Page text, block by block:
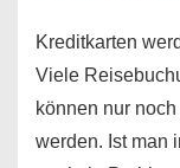
Kreditkarten
Viele
können nur
werden. Ist man